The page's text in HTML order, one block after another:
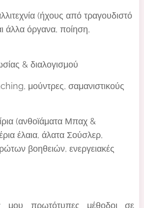
(ήχους από τραγουδιστό
άλλα όργανα, ποίηση,
& διαλογισμού
μούντρες, σαμανιστικούς
(ανθοϊάματα Μπαχ &
έλαια, άλατα Σούσλερ,
βοηθειών, ενεργειακές
πρωτότυπες μέθοδοι σε